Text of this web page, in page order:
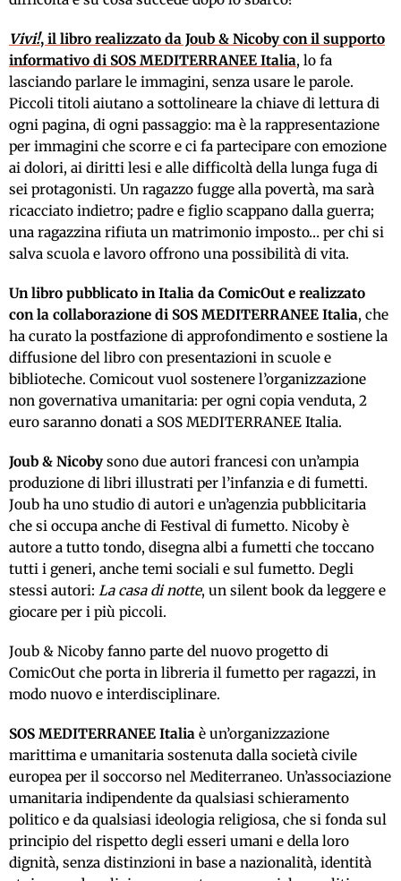
Vivi!, il libro realizzato da Joub & Nicoby con il supporto
informativo di SOS MEDITERRANEE Italia, lo fa
lasciando parlare le immagini, senza usare le parole.
Piccoli titoli aiutano a sottolineare la chiave di lettura di
ogni pagina, di ogni passaggio: ma è la rappresentazione
per immagini che scorre e ci fa partecipare con emozione
ai dolori, ai diritti lesi e alle difficoltà della lunga fuga di
sei protagonisti. Un ragazzo fugge alla povertà, ma sarà
ricacciato indietro; padre e figlio scappano dalla guerra;
una ragazzina rifiuta un matrimonio imposto… per chi si
salva scuola e lavoro offrono una possibilità di vita.
Un libro pubblicato in Italia da ComicOut e realizzato
con la collaborazione di SOS MEDITERRANEE Italia, che
ha curato la postfazione di approfondimento e sostiene la
diffusione del libro con presentazioni in scuole e
biblioteche. Comicout vuol sostenere l’organizzazione
non governativa umanitaria: per ogni copia venduta, 2
euro saranno donati a SOS MEDITERRANEE Italia.
Joub & Nicoby sono due autori francesi con un’ampia
produzione di libri illustrati per l’infanzia e di fumetti.
Joub ha uno studio di autori e un’agenzia pubblicitaria
che si occupa anche di Festival di fumetto. Nicoby è
autore a tutto tondo, disegna albi a fumetti che toccano
tutti i generi, anche temi sociali e sul fumetto. Degli
stessi autori: La casa di notte, un silent book da leggere e
giocare per i più piccoli.
Joub & Nicoby fanno parte del nuovo progetto di
ComicOut che porta in libreria il fumetto per ragazzi, in
modo nuovo e interdisciplinare.
SOS MEDITERRANEE Italia è un’organizzazione
marittima e umanitaria sostenuta dalla società civile
europea per il soccorso nel Mediterraneo. Un’associazione
umanitaria indipendente da qualsiasi schieramento
politico e da qualsiasi ideologia religiosa, che si fonda sul
principio del rispetto degli esseri umani e della loro
dignità, senza distinzioni in base a nazionalità, identità